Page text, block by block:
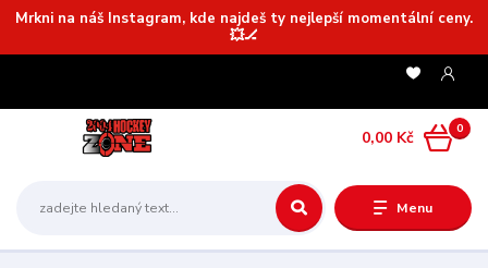
Mrkni na náš Instagram, kde najdeš ty nejlepší momentální ceny.
💥🏒
Menu
0
0,00 Kč